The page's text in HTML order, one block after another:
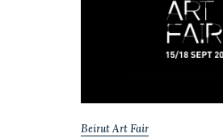
Beirut Art Fair